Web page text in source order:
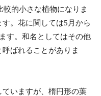
的小さな植物になりま
。花に関しては5月から
す。和名としてはその他
ばれることがありま
いますが、楕円形の葉